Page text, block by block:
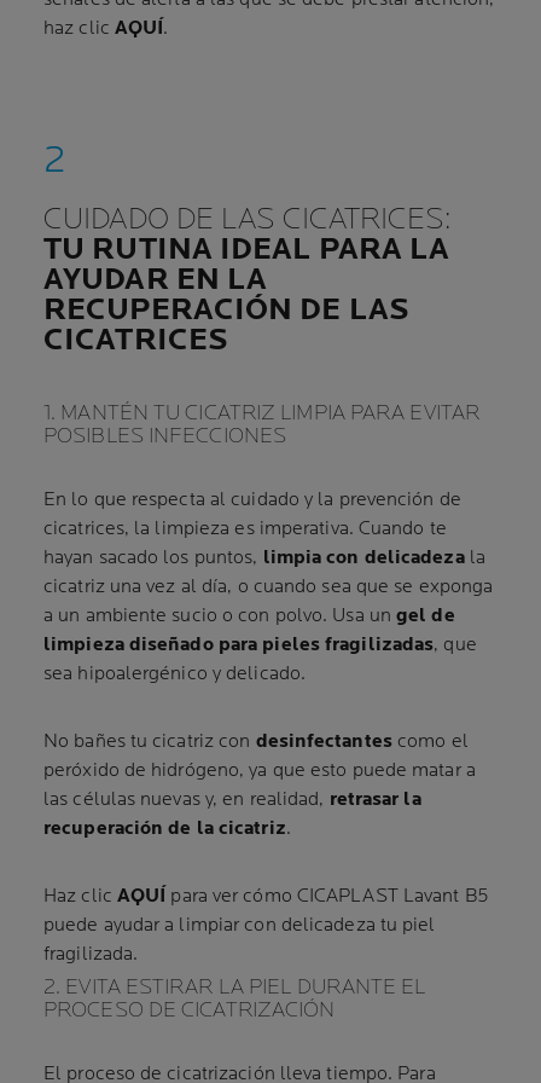
haz clic AQUÍ.
CUIDADO DE LAS CICATRICES:
TU RUTINA IDEAL PARA LA
AYUDAR EN LA
RECUPERACIÓN DE LAS
CICATRICES
1. MANTÉN TU CICATRIZ LIMPIA PARA EVITAR
POSIBLES INFECCIONES
En lo que respecta al cuidado y la prevención de
cicatrices, la limpieza es imperativa. Cuando te
hayan sacado los puntos, limpia con delicadezala
cicatriz una vez al día, o cuando sea que se exponga
a un ambiente sucio o con polvo. Usa ungel de
limpieza diseñado para pieles fragilizadas, que
sea hipoalergénico y delicado.
No bañes tu cicatriz con desinfectantescomo el
peróxido de hidrógeno, ya que esto puede matar a
las células nuevas y, en realidad, retrasar la
recuperación de la cicatriz.
Haz clic AQUÍ para ver cómo CICAPLAST Lavant B5
puede ayudar a limpiar con delicadeza tu piel
fragilizada.
2. EVITA ESTIRAR LA PIEL DURANTE EL
PROCESO DE CICATRIZACIÓN
El proceso de cicatrización lleva tiempo. Para